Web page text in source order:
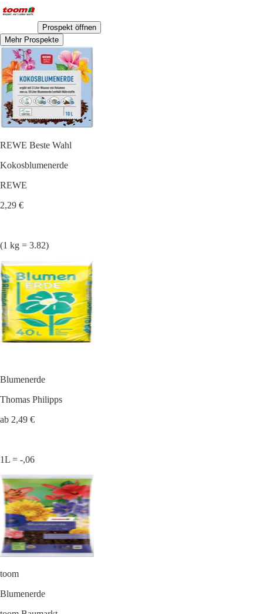
Prospekt öffnen
Mehr Prospekte
REWE Beste Wahl
Kokosblumenerde
REWE
2,29 €
(1 kg = 3.82)
Blumenerde
Thomas Philipps
ab 2,49 €
1L = -,06
toom
Blumenerde